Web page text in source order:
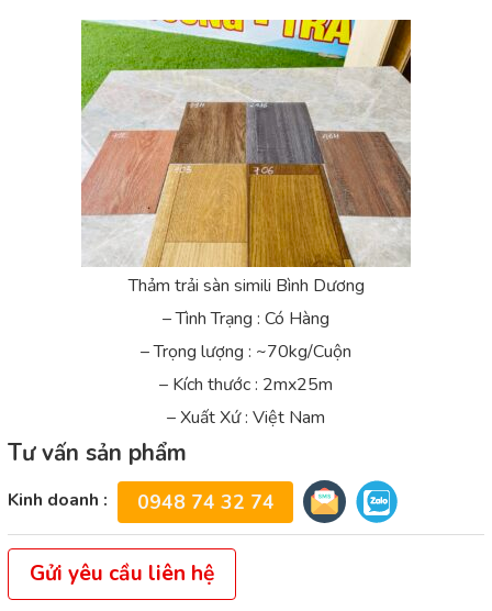
Thảm trải sàn simili Bình Dương
– Tình Trạng : Có Hàng
– Trọng lượng : ~70kg/Cuộn
– Kích thước : 2mx25m
– Xuất Xứ : Việt Nam
Tư vấn sản phẩm
Kinh doanh : 0948 74 32 74
Gửi yêu cầu liên hệ